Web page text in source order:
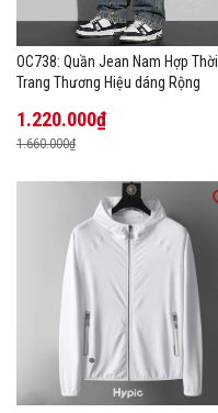
OC738: Quần Jean Nam Hợp Thời
Trang Thương Hiệu dáng Rộng
1.220.000₫
1.660.000₫